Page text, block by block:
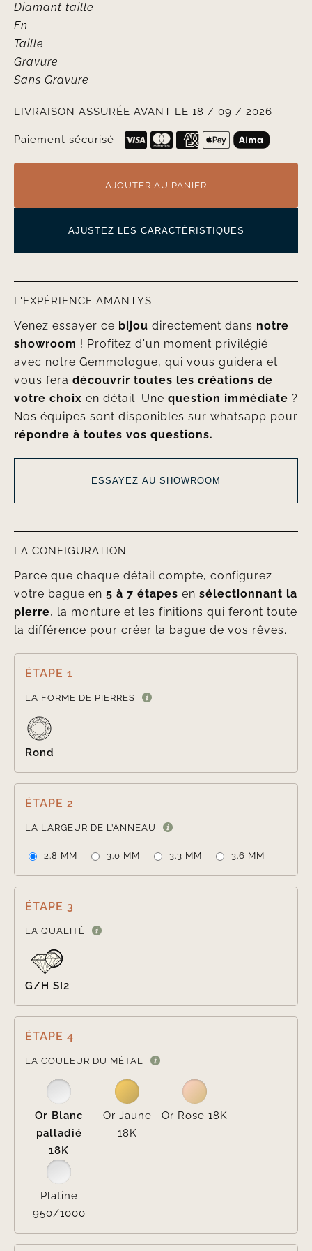
Diamant taille
En
Taille
Gravure
Sans Gravure
LIVRAISON ASSURÉE AVANT LE 18 / 09 / 2026
Paiement sécurisé
AJOUTER AU PANIER
AJUSTEZ LES CARACTÉRISTIQUES
L'EXPÉRIENCE AMANTYS
Venez essayer ce bijou directement dans notre
showroom ! Profitez d'un moment privilégié
avec notre Gemmologue, qui vous guidera et
vous fera découvrir toutes les créations de
votre choix en détail. Une question immédiate ?
Nos équipes sont disponibles sur whatsapp pour
répondre à toutes vos questions.
ESSAYEZ AU SHOWROOM
LA CONFIGURATION
Parce que chaque détail compte, configurez
votre bague en 5 à 7 étapes en sélectionnant la
pierre, la monture et les finitions qui feront toute
la différence pour créer la bague de vos rêves.
ÉTAPE 1
LA FORME DE PIERRES
Rond
ÉTAPE 2
LA LARGEUR DE L’ANNEAU
2.8 MM 3.0 MM 3.3 MM 3.6 MM
ÉTAPE 3
LA QUALITÉ
G/H SI2
ÉTAPE 4
LA COULEUR DU MÉTAL
Or Blanc
palladié
18K
Or Jaune
18K
Or Rose 18K
Platine
950/1000